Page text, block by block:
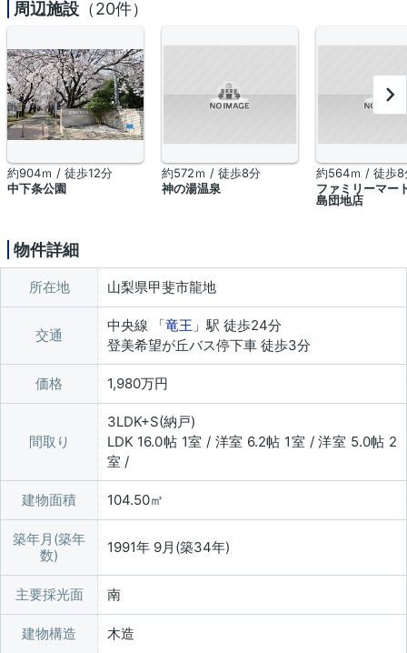
周辺施設 （20件）
約904ｍ / 徒歩12分
中下条公園
約572ｍ / 徒歩8分
神の湯温泉
約564ｍ / 徒歩8
ファミリーマー
島団地店
物件詳細
所在地 山梨県甲斐市龍地
交通
中央線 「竜王 」駅 徒歩24分
登美希望が丘バス停下車 徒歩3分
価格 1,980万円
間取り
3LDK+S(納戸)
LDK 16.0帖 1室 / 洋室 6.2帖 1室 / 洋室 5.0帖 2
室 /
建物面積 104.50㎡
築年月(築年
数)
1991年 9月(築34年)
主要採光面 南
建物構造 木造